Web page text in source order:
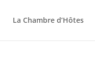
La Chambre d’Hôtes